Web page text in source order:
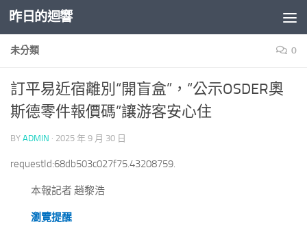
Skip to content
昨日的迴響
未分類 0
訂平易近宿離別“開盲盒”，“公示OSDER奧
斯德零件報價碼”讓游客安心住
BY ADMIN · 2025 年 9 月 30 日
requestId:68db503c027f75.43208759.
本報記者 趙黎浩
瀏覽提醒